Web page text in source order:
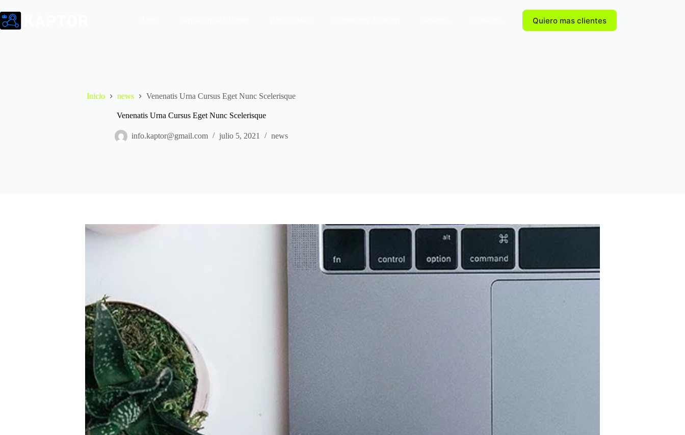
al
contenido
Quiero mas clientes
Inicio news Venenatis Urna Cursus Eget Nunc Scelerisque
Venenatis Urna Cursus Eget Nunc Scelerisque
info.kaptor@gmail.com julio 5, 2021 news